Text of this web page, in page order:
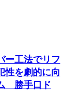
ー工法でリフ
性を劇的に向
勝手口ド